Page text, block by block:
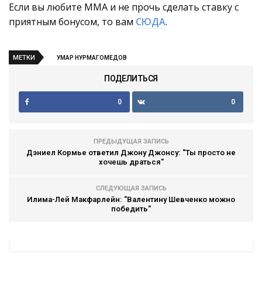
Если вы любите ММА и не прочь сделать ставку с
приятным бонусом, то вам СЮДА.
МЕТКИ УМАР НУРМАГОМЕДОВ
ПОДЕЛИТЬСЯ
0 0
ПРЕДЫДУЩАЯ ЗАПИСЬ
Дэниел Кормье ответил Джону Джонсу: "Ты просто не
хочешь драться"
СЛЕДУЮЩАЯ ЗАПИСЬ
Илима-Лей Макфарлейн: "Валентину Шевченко можно
победить"